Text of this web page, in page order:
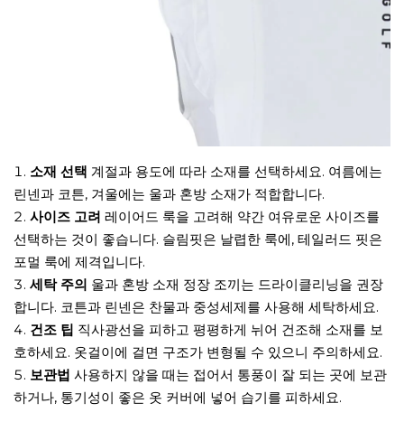
소재 선택 계절과 용도에 따라 소재를 선택하세요. 여름에는
린넨과 코튼, 겨울에는 울과 혼방 소재가 적합합니다.
사이즈 고려 레이어드 룩을 고려해 약간 여유로운 사이즈를
선택하는 것이 좋습니다. 슬림핏은 날렵한 룩에, 테일러드 핏은
포멀 룩에 제격입니다.
세탁 주의 울과 혼방 소재 정장 조끼는 드라이클리닝을 권장
합니다. 코튼과 린넨은 찬물과 중성세제를 사용해 세탁하세요.
건조 팁 직사광선을 피하고 평평하게 뉘어 건조해 소재를 보
호하세요. 옷걸이에 걸면 구조가 변형될 수 있으니 주의하세요.
보관법 사용하지 않을 때는 접어서 통풍이 잘 되는 곳에 보관
하거나, 통기성이 좋은 옷 커버에 넣어 습기를 피하세요.